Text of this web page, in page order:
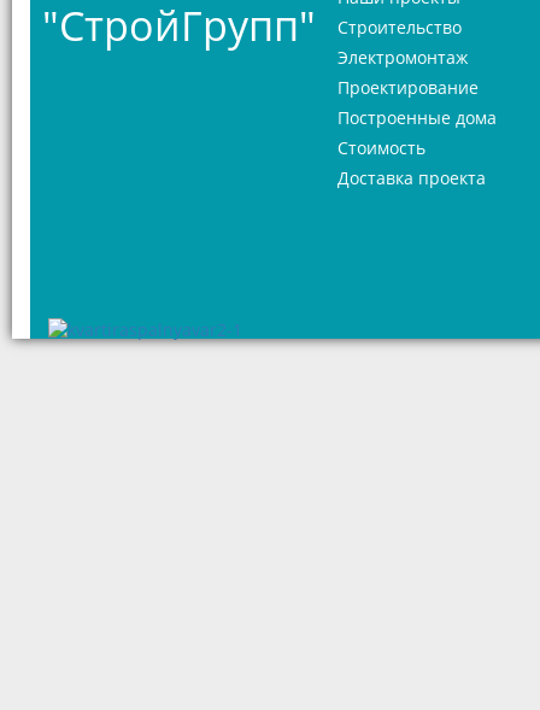
"СтройГрупп"
Строительство
Электромонтаж
Проектирование
Построенные дома
Стоимость
Доставка проекта